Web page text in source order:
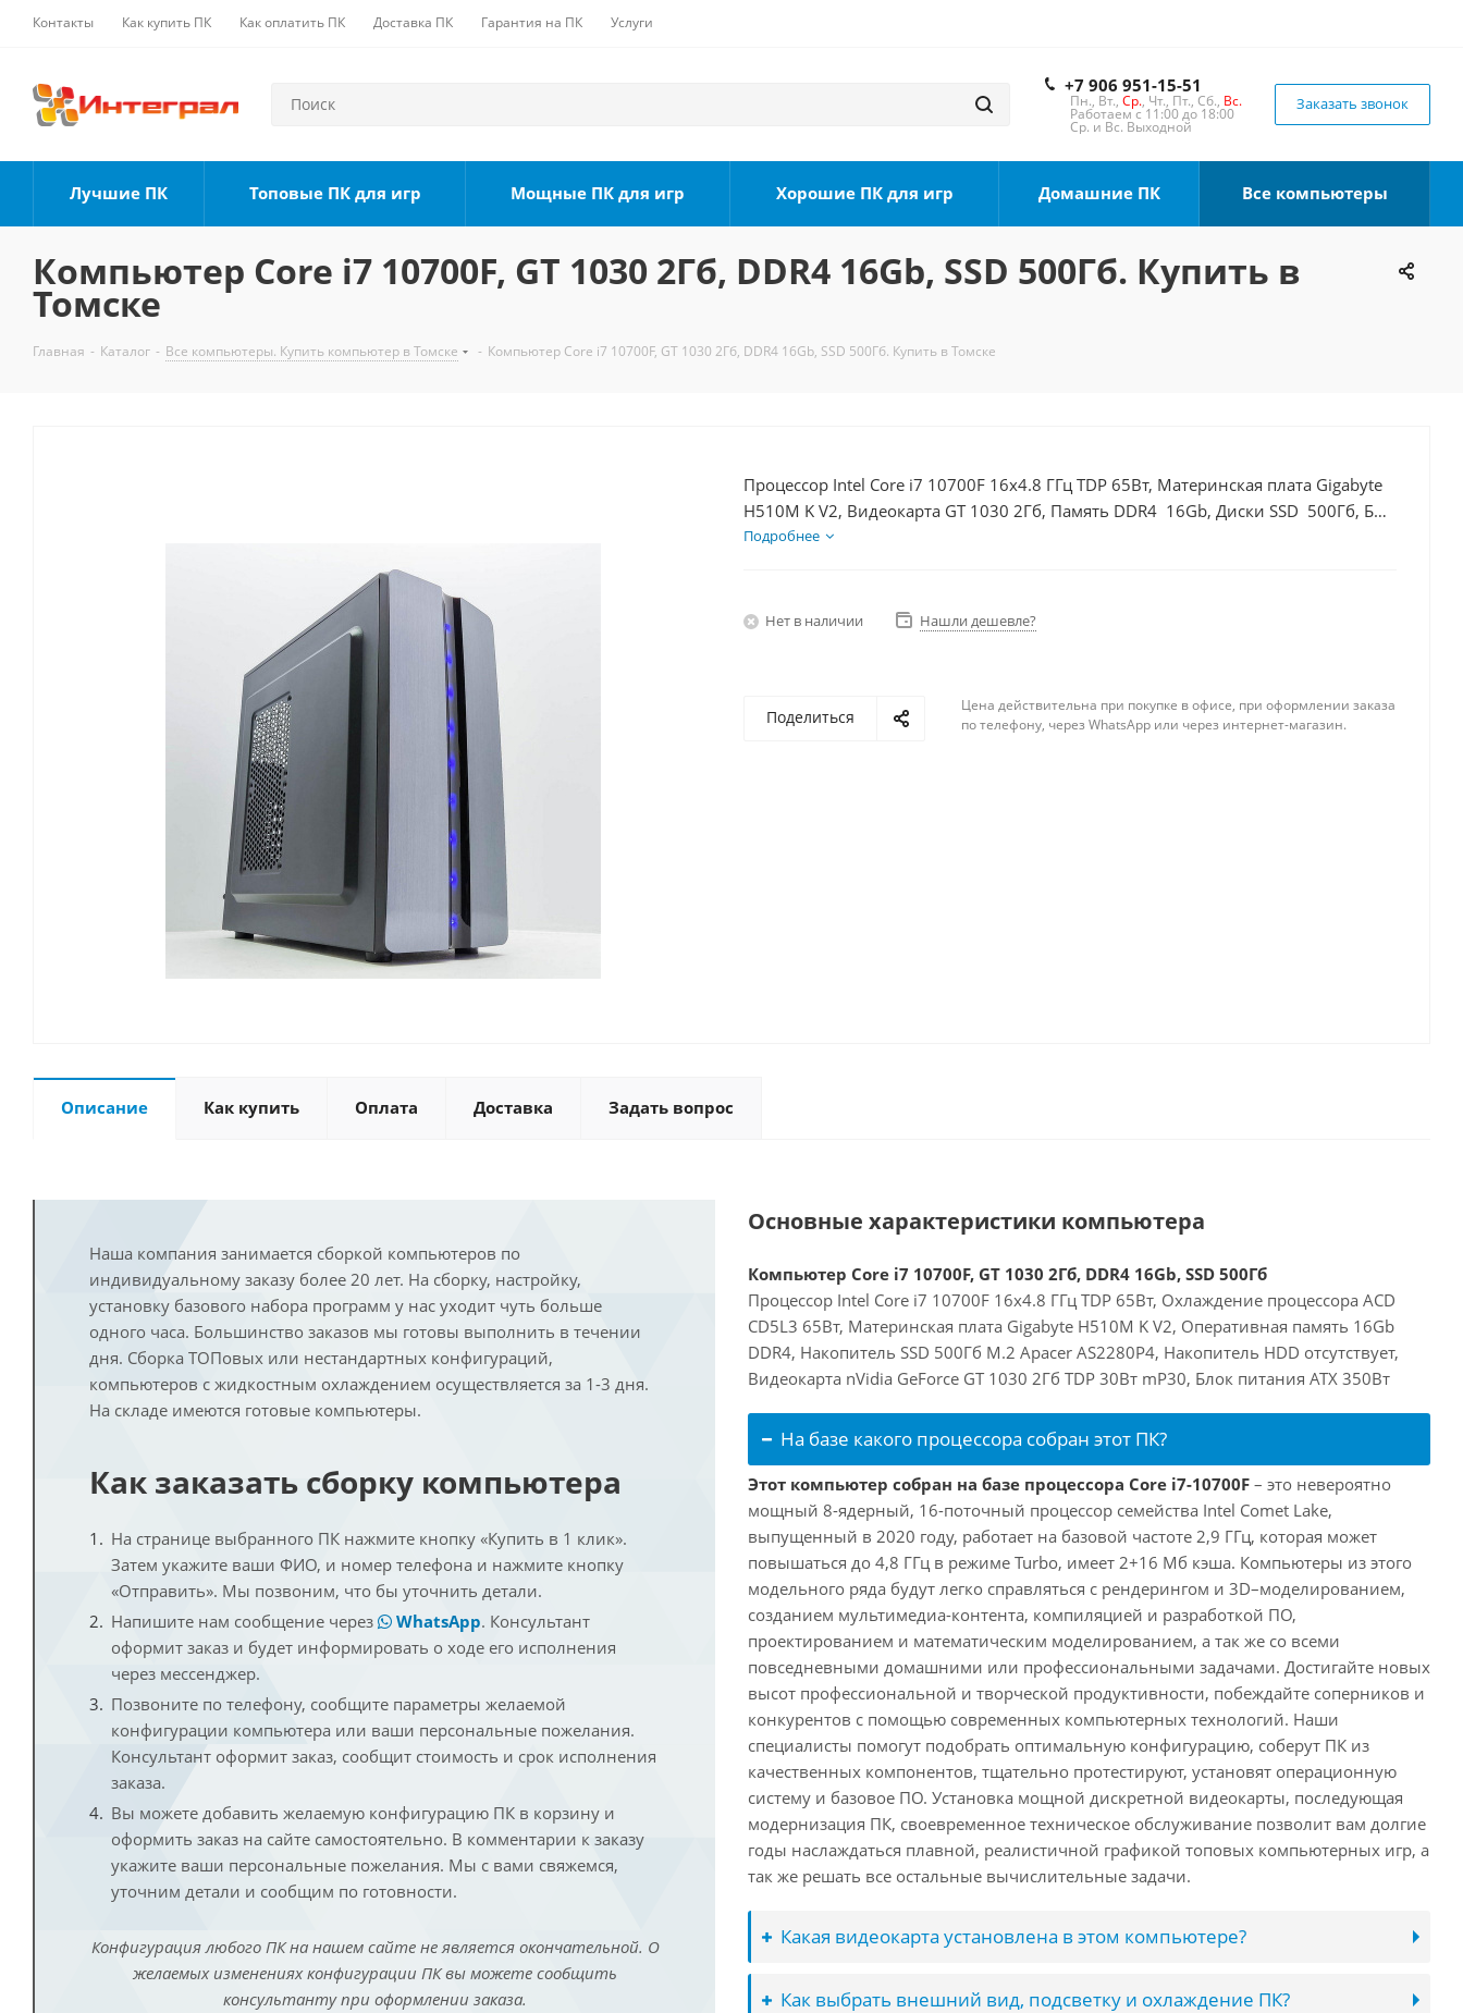
Контакты Как купить ПК Как оплатить ПК Доставка ПК Гарантия на ПК Услуги
+7 906 951-15-51
Пн., Вт., Ср., Чт., Пт., Сб., Вс.
Работаем с 11:00 до 18:00
Ср. и Вс. Выходной
Заказать звонок
Лучшие ПК Топовые ПК для игр Мощные ПК для игр Хорошие ПК для игр Домашние ПК Все компьютеры
Компьютер Core i7 10700F, GT 1030 2Гб, DDR4 16Gb, SSD 500Гб. Купить в
Томске
Главная - Каталог - Все компьютеры. Купить компьютер в Томске - Компьютер Core i7 10700F, GT 1030 2Гб, DDR4 16Gb, SSD 500Гб. Купить в Томске
Процессор Intel Core i7 10700F 16x4.8 ГГц TDP 65Вт, Материнская плата Gigabyte
H510M K V2, Видеокарта GT 1030 2Гб, Память DDR4 16Gb, Диски SSD 500Гб, БП
350Вт
Подробнее
Нет в наличии Нашли дешевле?
Поделиться
Цена действительна при покупке в офисе, при оформлении заказа
по телефону, через WhatsApp или через интернет-магазин.
Описание Как купить Оплата Доставка Задать вопрос
Наша компания занимается сборкой компьютеров по
индивидуальному заказу более 20 лет. На сборку, настройку,
установку базового набора программ у нас уходит чуть больше
одного часа. Большинство заказов мы готовы выполнить в течении
дня. Сборка ТОПовых или нестандартных конфигураций,
компьютеров с жидкостным охлаждением осуществляется за 1-3 дня.
На складе имеются готовые компьютеры.
Как заказать сборку компьютера
На странице выбранного ПК нажмите кнопку «Купить в 1 клик».
Затем укажите ваши ФИО, и номер телефона и нажмите кнопку
«Отправить». Мы позвоним, что бы уточнить детали.
Напишите нам сообщение через
WhatsApp. Консультант
оформит заказ и будет информировать о ходе его исполнения
через мессенджер.
Позвоните по телефону, сообщите параметры желаемой
конфигурации компьютера или ваши персональные пожелания.
Консультант оформит заказ, сообщит стоимость и срок исполнения
заказа.
Вы можете добавить желаемую конфигурацию ПК в корзину и
оформить заказ на сайте самостоятельно. В комментарии к заказу
укажите ваши персональные пожелания. Мы с вами свяжемся,
уточним детали и сообщим по готовности.
Конфигурация любого ПК на нашем сайте не является окончательной. О
желаемых изменениях конфигурации ПК вы можете сообщить
консультанту при оформлении заказа.
Основные характеристики компьютера
Компьютер Core i7 10700F, GT 1030 2Гб, DDR4 16Gb, SSD 500Гб
Процессор Intel Core i7 10700F 16x4.8 ГГц TDP 65Вт, Охлаждение процессора ACD
CD5L3 65Вт, Материнская плата Gigabyte H510M K V2, Оперативная память 16Gb
DDR4, Накопитель SSD 500Гб M.2 Apacer AS2280P4, Накопитель HDD отсутствует,
Видеокарта nVidia GeForce GT 1030 2Гб TDP 30Вт mP30, Блок питания ATX 350Вт
На базе какого процессора собран этот ПК?
Этот компьютер собран на базе процессора Core i7-10700F – это невероятно
мощный 8-ядерный, 16-поточный процессор семейства Intel Comet Lake,
выпущенный в 2020 году, работает на базовой частоте 2,9 ГГц, которая может
повышаться до 4,8 ГГц в режиме Turbo, имеет 2+16 Мб кэша. Компьютеры из этого
модельного ряда будут легко справляться с рендерингом и 3D–моделированием,
созданием мультимедиа-контента, компиляцией и разработкой ПО,
проектированием и математическим моделированием, а так же со всеми
повседневными домашними или профессиональными задачами. Достигайте новых
высот профессиональной и творческой продуктивности, побеждайте соперников и
конкурентов с помощью современных компьютерных технологий. Наши
специалисты помогут подобрать оптимальную конфигурацию, соберут ПК из
качественных компонентов, тщательно протестируют, установят операционную
систему и базовое ПО. Установка мощной дискретной видеокарты, последующая
модернизация ПК, своевременное техническое обслуживание позволит вам долгие
годы наслаждаться плавной, реалистичной графикой топовых компьютерных игр, а
так же решать все остальные вычислительные задачи.
Какая видеокарта установлена в этом компьютере?
Как выбрать внешний вид, подсветку и охлаждение ПК?